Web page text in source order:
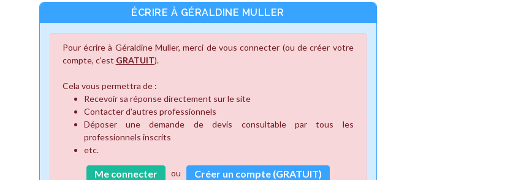
ÉCRIRE À GÉRALDINE MULLER
Pour écrire à Géraldine Muller, merci de vous connecter (ou de créer votre
compte, c'est GRATUIT).
Cela vous permettra de :
Recevoir sa réponse directement sur le site
Contacter d'autres professionnels
Déposer une demande de devis consultable par tous les
professionnels inscrits
etc.
Me connecter ou Créer un compte (GRATUIT)